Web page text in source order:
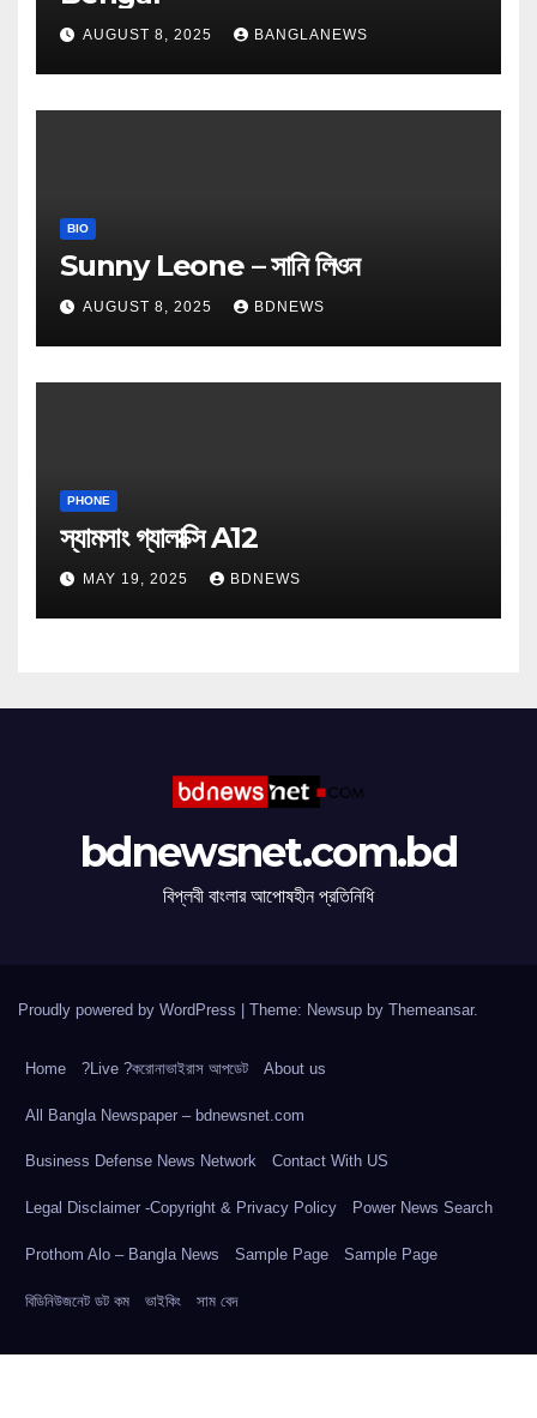
AUGUST 8, 2025 BANGLANEWS
BIO
Sunny Leone – সানি লিওন
AUGUST 8, 2025 BDNEWS
PHONE
স্যামসাং গ্যালাক্সি A12
MAY 19, 2025 BDNEWS
bdnewsnet.com.bd
বিপ্লবী বাংলার আপোষহীন প্রতিনিধি
Proudly powered by WordPress Theme: Newsup by Themeansar.
Home ?Live ?করোনাভাইরাস আপডেট About us
All Bangla Newspaper – bdnewsnet.com
Business Defense News Network Contact With US
Legal Disclaimer -Copyright & Privacy Policy Power News Search
Prothom Alo – Bangla News Sample Page Sample Page
বিডিনিউজনেট ডট কম ভাইকিং সাম বেদ